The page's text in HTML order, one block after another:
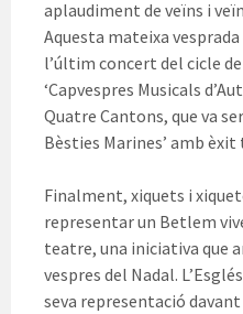
aplaudiment de veïns i
Aquesta mateixa
l’últim concert del cicle
‘Capvespres Musicals
Quatre Cantons, que va
Bèsties Marines’ amb
Finalment, xiquets i
representar un Betlem
teatre, una iniciativa que
vespres del Nadal.
seva representació